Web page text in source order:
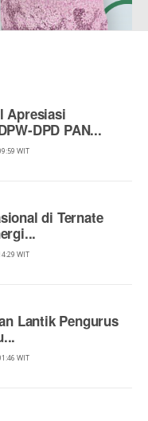
Apresiasi
DPD PAN...
WIT
di Ternate
WIT
Lantik Pengurus
WIT